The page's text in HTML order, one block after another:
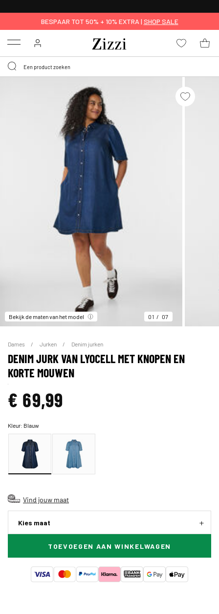
BESPAAR TOT 50% + 10% EXTRA | SHOP SALE
Menu
Bekijk de maten van het model 01 07
Dames Jurken Denim jurken
DENIM JURK VAN LYOCELL MET KNOPEN EN
KORTE MOUWEN
€ 69,99
Kleur: Blauw
Vind jouw maat
Kies maat
TOEVOEGEN AAN WINKELWAGEN